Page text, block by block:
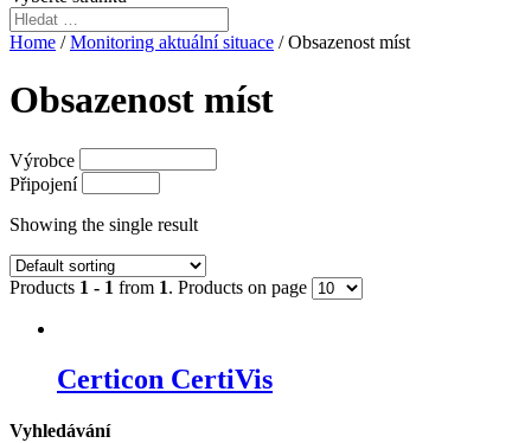
Home /Monitoring aktuální situace / Obsazenost míst
Obsazenost míst
Výrobce
Připojení
Showing the single result
Products 1 - 1 from 1. Products on page
Certicon CertiVis
Vyhledávání